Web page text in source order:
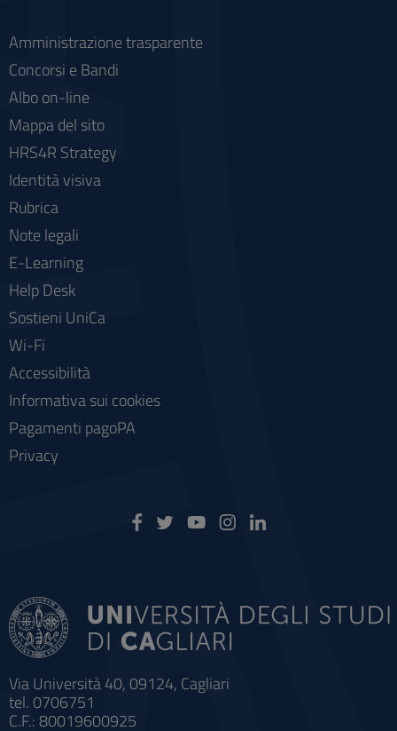
Via Università 40, 09124, Cagliari
tel. 0706751
C.F.: 80019600925
Amministrazione trasparente
Concorsi e Bandi
Albo on-line
Mappa del sito
HRS4R Strategy
Identità visiva
Rubrica
Note legali
E-Learning
Help Desk
Sostieni UniCa
Wi-Fi
Accessibilità
Informativa sui cookies
Pagamenti pagoPA
Privacy